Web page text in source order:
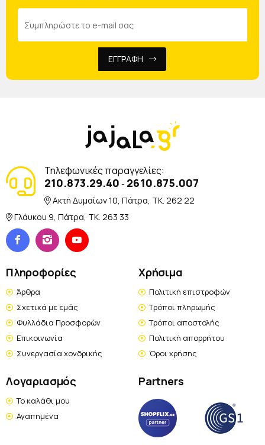
ΕΓΓΡΑΦΗ
Τηλεφωνικές παραγγελίες:
210.873.29.40 - 2610.875.007
Ακτή Δυμαίων 10, Πάτρα, TK. 262 22
Γλάυκου 9, Πάτρα, TK. 263 33
Πληροφορίες
Άρθρα
Σχετικά με εμάς
Φυλλάδια Προσφορών
Επικοινωνία
Συνεργασία χονδρικής
Χρήσιμα
Πολιτική επιστροφών
Τρόποι πληρωμής
Τρόποι αποστολής
Πολιτική απορρήτου
Όροι χρήσης
Λογαριασμός
Το καλάθι μου
Αγαπημένα
Partners